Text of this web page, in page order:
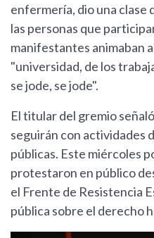
enfermería, dio una clase
las personas que
manifestantes animaban
"universidad, de los
se jode, se jode".
El titular del gremio
seguirán con actividades
públicas. Este miércoles
protestaron en público
el Frente de Resistencia
pública sobre el derecho